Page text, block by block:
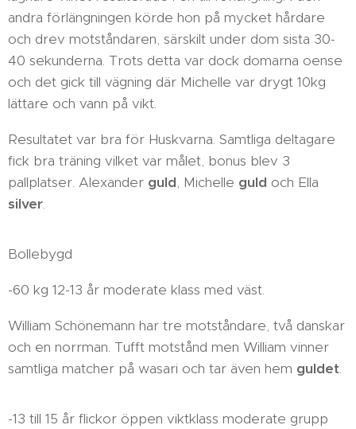
andra förlängningen körde hon på mycket hårdare
och drev motståndaren, särskilt under dom sista 30-
40 sekunderna. Trots detta var dock domarna oense
och det gick till vägning där Michelle var drygt 10kg
lättare och vann på vikt.
Resultatet var bra för Huskvarna. Samtliga deltagare
fick bra träning vilket var målet, bonus blev 3
pallplatser. Alexander guld, Michelle guld och Ella
silver.
Bollebygd
-60 kg 12-13 år moderate klass med väst.
William Schönemann har tre motståndare, två danskar
och en norrman. Tufft motstånd men William vinner
samtliga matcher på wasari och tar även hem guldet.
-13 till 15 år flickor öppen viktklass moderate grupp